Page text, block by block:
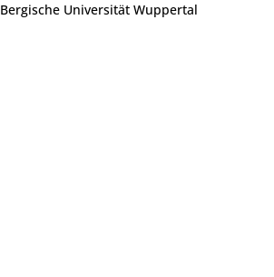
Universität Wuppertal